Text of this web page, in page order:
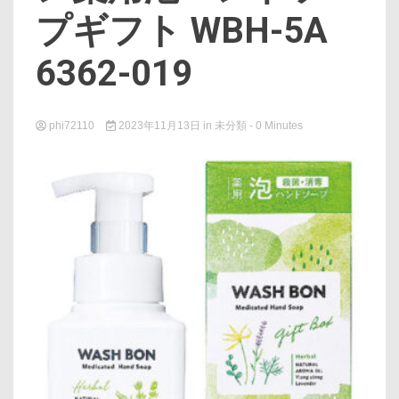
プギフト WBH-5A
6362-019
phi72110 2023年11月13日 in 未分類 - 0 Minutes